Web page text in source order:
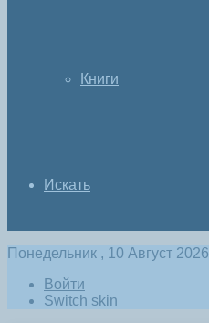
Книги
Искать
Понедельник , 10 Август 2026
Войти
Switch skin